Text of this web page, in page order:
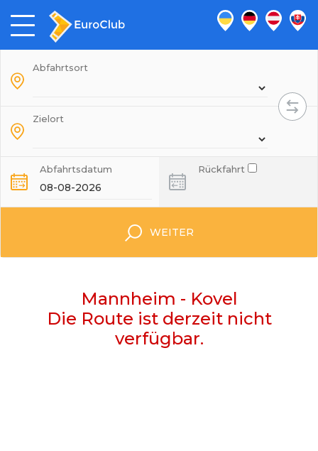
Abfahrtsort
Zielort
Abfahrtsdatum Rückfahrt
WEITER
Mannheim - Kovel
Die Route ist derzeit nicht
verfügbar.